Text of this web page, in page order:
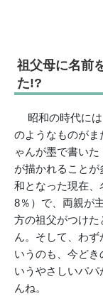
祖父母に名前
た!?
昭和の時代には
のようなものがま
ゃんが墨で書い
が描かれること
和となった現在、
8％）で、両親が
方の祖父がつけ
ん。そして、わ
いうのも、今ど
いうやさしいパ
んね。